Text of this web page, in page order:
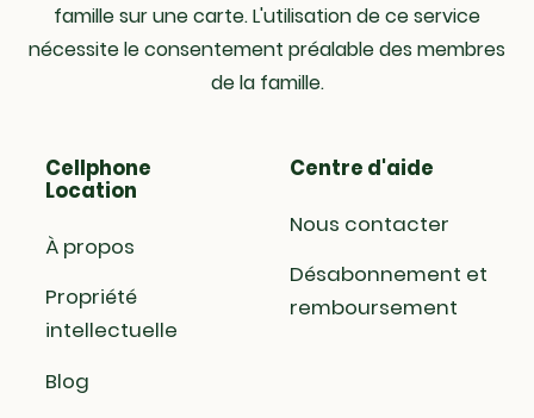
famille sur une carte. L'utilisation de ce service
nécessite le consentement préalable des membres
de la famille.
Cellphone
Location
À propos
Propriété
intellectuelle
Blog
Centre d'aide
Nous contacter
Désabonnement et
remboursement